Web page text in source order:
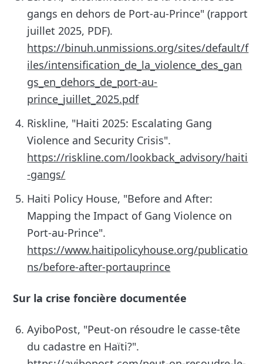
gangs en dehors de Port-au-Prince" (rapport
juillet 2025, PDF).
https://binuh.unmissions.org/sites/default/f
iles/intensification_de_la_violence_des_gan
gs_en_dehors_de_port-au-
prince_juillet_2025.pdf
Riskline, "Haiti 2025: Escalating Gang
Violence and Security Crisis".
https://riskline.com/lookback_advisory/haiti
-gangs/
Haiti Policy House, "Before and After:
Mapping the Impact of Gang Violence on
Port-au-Prince".
https://www.haitipolicyhouse.org/publicatio
ns/before-after-portauprince
Sur la crise foncière documentée
AyiboPost, "Peut-on résoudre le casse-tête
du cadastre en Haïti?".